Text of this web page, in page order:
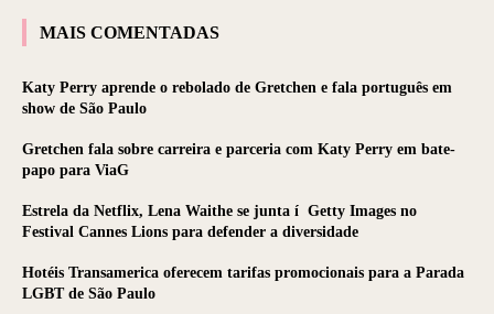
MAIS COMENTADAS
Katy Perry aprende o rebolado de Gretchen e fala português em
show de São Paulo
Gretchen fala sobre carreira e parceria com Katy Perry em bate-
papo para ViaG
Estrela da Netflix, Lena Waithe se junta í Getty Images no
Festival Cannes Lions para defender a diversidade
Hotéis Transamerica oferecem tarifas promocionais para a Parada
LGBT de São Paulo